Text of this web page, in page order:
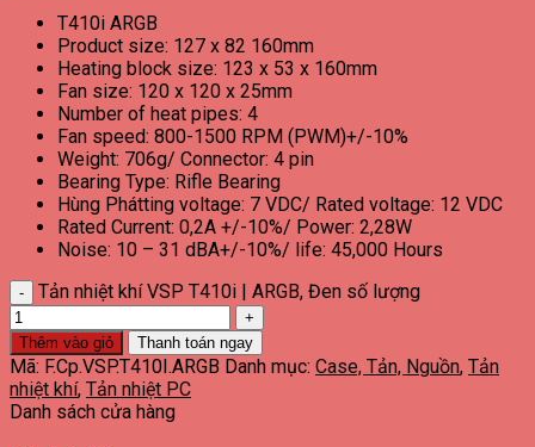
T410i ARGB
Product size: 127 x 82 160mm
Heating block size: 123 x 53 x 160mm
Fan size: 120 x 120 x 25mm
Number of heat pipes: 4
Fan speed: 800-1500 RPM (PWM)+/-10%
Weight: 706g/ Connector: 4 pin
Bearing Type: Rifle Bearing
Hùng Phátting voltage: 7 VDC/ Rated voltage: 12 VDC
Rated Current: 0,2A +/-10%/ Power: 2,28W
Noise: 10 – 31 dBA+/-10%/ life: 45,000 Hours
Tản nhiệt khí VSP T410i | ARGB, Đen số lượng
Thêm vào giỏ Thanh toán ngay
Mã: F.Cp.VSP.T410I.ARGB Danh mục: Case, Tản, Nguồn, Tản
nhiệt khí, Tản nhiệt PC
Danh sách cửa hàng